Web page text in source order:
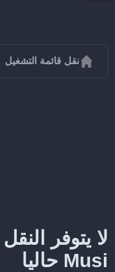
نقل قائمة التشغيل
Musi حاليا